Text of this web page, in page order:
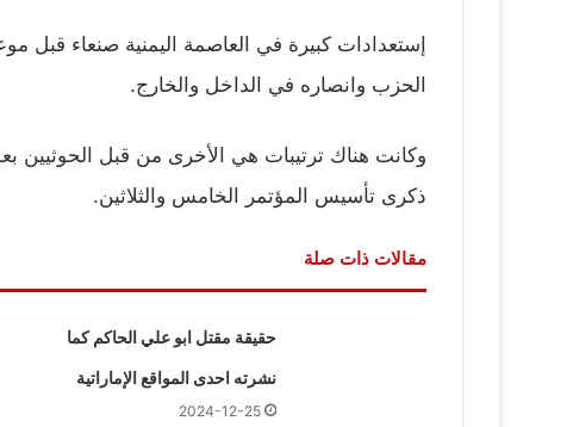
الحزب وانصاره في الداخل والخارج.
وكانت هناك ترتيبات هي الأخرى من قبل الحوثيين
ذكرى تأسيس المؤتمر الخامس والثلاثين.
مقالات ذات صلة
حقيقة مقتل ابو علي الحاكم كما
نشرته احدى المواقع الإماراتية
2024-12-25